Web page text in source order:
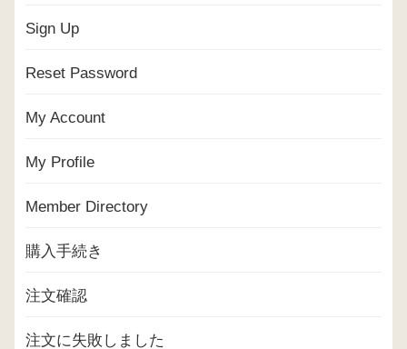
Sign Up
Reset Password
My Account
My Profile
Member Directory
購入手続き
注文確認
注文に失敗しました